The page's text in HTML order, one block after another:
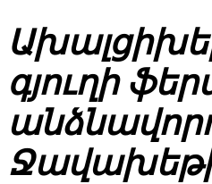
գյուղի